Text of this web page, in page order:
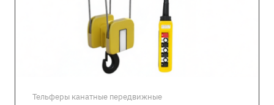
Тельферы канатные передвижные